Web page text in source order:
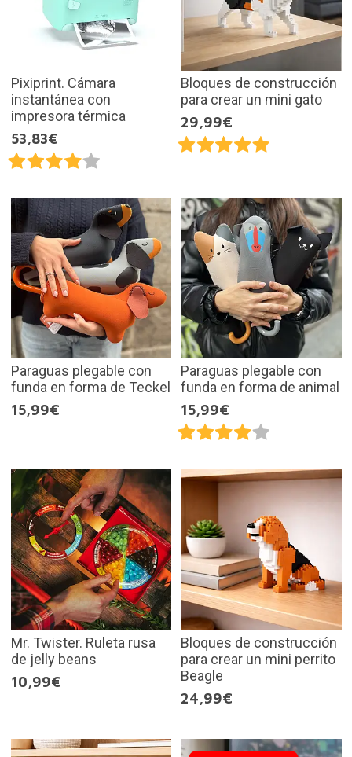
Pixiprint. Cámara
instantánea con
impresora térmica
53,83€
Bloques de construcción
para crear un mini gato
29,99€
Paraguas plegable con
funda en forma de Teckel
15,99€
Paraguas plegable con
funda en forma de animal
15,99€
Mr. Twister. Ruleta rusa
de jelly beans
10,99€
Bloques de construcción
para crear un mini perrito
Beagle
24,99€